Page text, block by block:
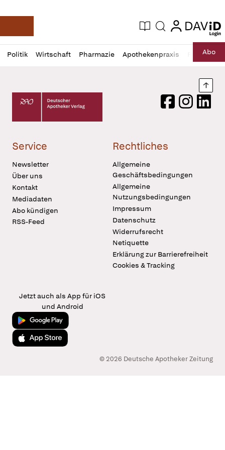
Deutsche Apotheker Zeitung
Aktuelle Ausgabe
Suche login
login
Politik Wirtschaft Pharmazie Apothekenpraxis RechtAbo
Profil
öffnen
Daz
Pur
Deutscher Apotheker Verlag Logo
FacebookInstagram
Service
Newsletter
Über uns
Kontakt
Mediadaten
Abo kündigen
RSS-Feed
Rechtliches
Allgemeine
Geschäftsbedingungen
Allgemeine
Nutzungsbedingungen
Impressum
Datenschutz
Widerrufsrecht
Netiquette
Erklärung zur Barrierefreiheit
Cookies & Tracking
Jetzt auch als App für iOS
und Android
Jetzt bei Google Play
Laden im App Store
© 2026 Deutsche Apotheker Zeitung